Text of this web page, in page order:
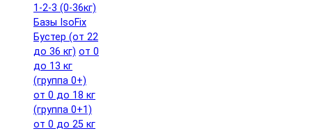
1-2-3 (0-36кг)
Базы IsoFix
Бустер (от 22
до 36 кг) от 0
до 13 кг
(группа 0+)
от 0 до 18 кг
(группа 0+1)
от 0 до 25 кг